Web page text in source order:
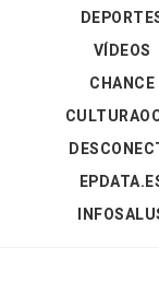
VÍDEOS
CHANCE